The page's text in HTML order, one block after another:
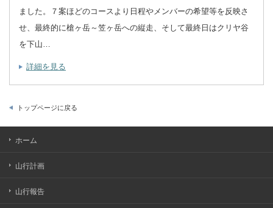
ました。７案ほどのコースより日程やメンバーの希望等を反映さ
せ、最終的に槍ヶ岳～笠ヶ岳への縦走、そして最終日はクリヤ谷
を下山…
詳細を見る
トップページに戻る
ホーム
山行計画
山行報告